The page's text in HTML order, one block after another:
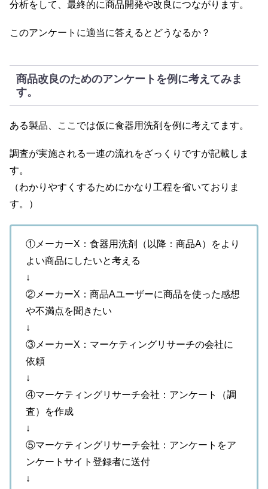
分析をして、最終的に商品開発や改良につながります。
このアンケートに適当に答えるとどうなるか？
商品改良のためのアンケートを例に考えてみま
す。
ある製品、ここでは仮に食器用洗剤を例に考えてます。
調査が実施される一連の流れをざっくりですが記載しま
す。
（わかりやすくするためにかなり工程を省いておりま
す。）
①メーカーX：食器用洗剤（以降：商品A）をより
よい商品にしたいと考える
↓
②メーカーX：商品Aユーザーに商品を使った感想
や不満点を聞きたい
↓
③メーカーX：マーケティングリサーチの会社に
依頼
↓
④マーケティングリサーチ会社：アンケート（調
査）を作成
↓
⑤マーケティングリサーチ会社：アンケートをア
ンケートサイト登録者に送付
↓